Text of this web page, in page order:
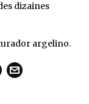
dizaines
argelino.